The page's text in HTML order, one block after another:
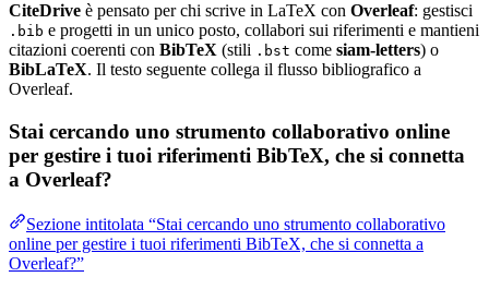
CiteDrive è pensato per chi scrive in LaTeX con Overleaf: gestisci
.bib e progetti in un unico posto, collabori sui riferimenti e mantieni
citazioni coerenti con BibTeX (stili .bst come siam-letters) o
BibLaTeX. Il testo seguente collega il flusso bibliografico a
Overleaf.
Stai cercando uno strumento collaborativo online
per gestire i tuoi riferimenti BibTeX, che si connetta
a Overleaf?
Sezione intitolata “Stai cercando uno strumento collaborativo
online per gestire i tuoi riferimenti BibTeX, che si connetta a
Overleaf?”